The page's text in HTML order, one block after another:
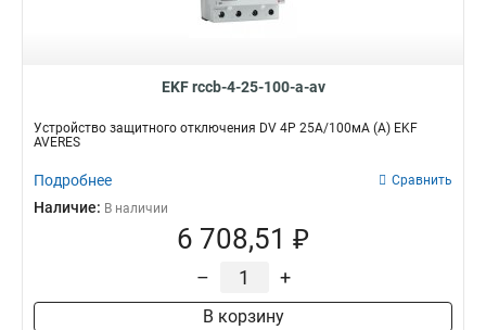
EKF rccb-4-25-100-a-av
Устройство защитного отключения DV 4P 25А/100мА (A) EKF
AVERES
Подробнее Сравнить
Наличие: В наличии
6 708,51 ₽
– +
В корзину